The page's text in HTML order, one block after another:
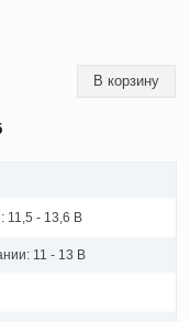
11,5 - 13,6 В
11 - 13 В